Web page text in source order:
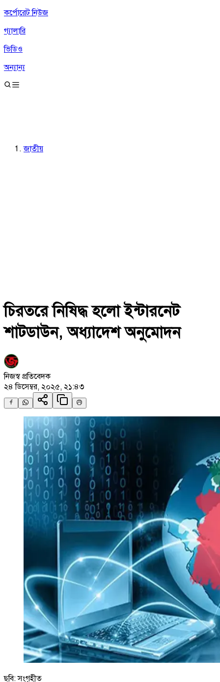
কর্পোরেট নিউজ
গ্যালারি
ভিডিও
অন্যান্য
জাতীয়
চিরতরে নিষিদ্ধ হলো ইন্টারনেট
শাটডাউন, অধ্যাদেশ অনুমোদন
নিজস্ব প্রতিবেদক
২৪ ডিসেম্বর, ২০২৫, ২১:৪৩
ছবি: সংগৃহীত